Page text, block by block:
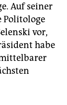
Auf seiner
Politologe
vor,
habe